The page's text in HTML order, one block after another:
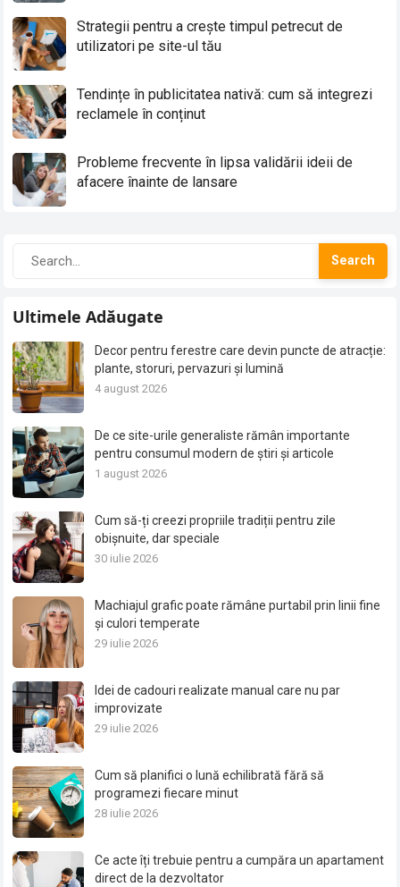
Strategii pentru a crește timpul petrecut de
utilizatori pe site-ul tău
Tendințe în publicitatea nativă: cum să integrezi
reclamele în conținut
Probleme frecvente în lipsa validării ideii de
afacere înainte de lansare
Search
Ultimele Adăugate
Decor pentru ferestre care devin puncte de atracție:
plante, storuri, pervazuri și lumină
4 august 2026
De ce site-urile generaliste rămân importante
pentru consumul modern de știri și articole
1 august 2026
Cum să-ți creezi propriile tradiții pentru zile
obișnuite, dar speciale
30 iulie 2026
Machiajul grafic poate rămâne purtabil prin linii fine
și culori temperate
29 iulie 2026
Idei de cadouri realizate manual care nu par
improvizate
29 iulie 2026
Cum să planifici o lună echilibrată fără să
programezi fiecare minut
28 iulie 2026
Ce acte îți trebuie pentru a cumpăra un apartament
direct de la dezvoltator